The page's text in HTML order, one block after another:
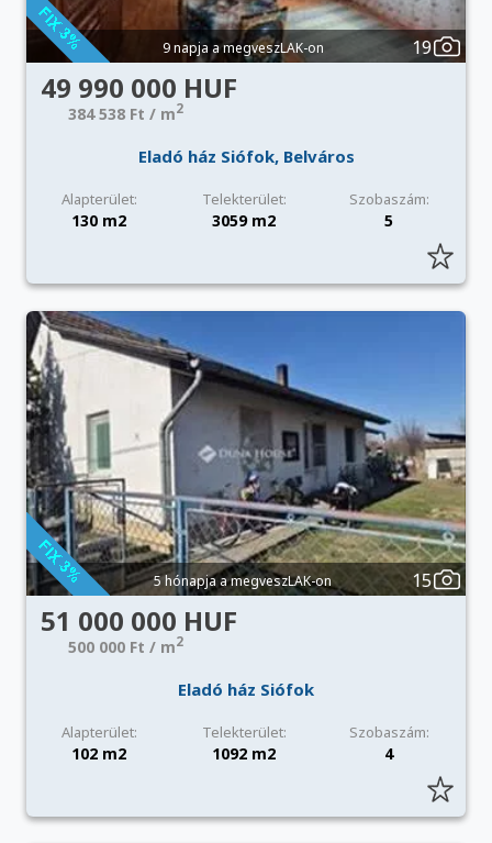
9 napja a megveszLAK-on 19
49 990 000 HUF
384 538 Ft / m2
Eladó ház Siófok, Belváros
Alapterület: Telekterület: Szobaszám:
130 m2 3059 m2 5
5 hónapja a megveszLAK-on 15
51 000 000 HUF
500 000 Ft / m2
Eladó ház Siófok
Alapterület: Telekterület: Szobaszám:
102 m2 1092 m2 4